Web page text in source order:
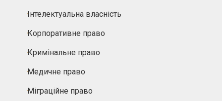
Інтелектуальна власність
Корпоративне право
Кримінальне право
Медичне право
Міграційне право